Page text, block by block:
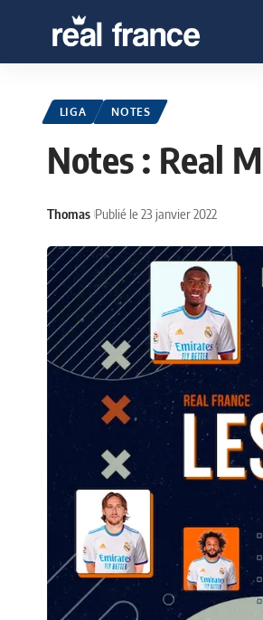
LIGA NOTES
Notes : Real
Thomas Publié le 23 janvier 2022